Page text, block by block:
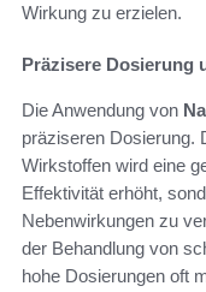
Wirkung zu erzielen.
Präzisere Dosierung
Die Anwendung von
präziseren Dosierung.
Wirkstoffen wird eine
Effektivität erhöht,
Nebenwirkungen zu
der Behandlung von
hohe Dosierungen oft